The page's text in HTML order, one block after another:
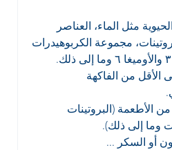
مثل الماء، العناصر
مجموعة الكربوهيدرات
من الفاكهة
الأطعمة (البروتينات
وما إلى ذلك).
أو السكر ...